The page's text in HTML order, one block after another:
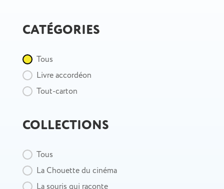
CATÉGORIES
Catégorie
Tous
Livre accordéon
Tout-carton
COLLECTIONS
Collection
Tous
La Chouette du cinéma
La souris qui raconte